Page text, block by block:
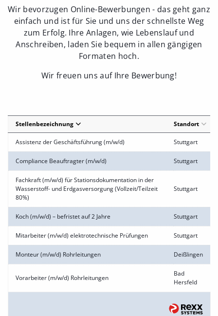
Wir bevorzugen Online-Bewerbungen - das geht ganz
einfach und ist für Sie und uns der schnellste Weg
zum Erfolg. Ihre Anlagen, wie Lebenslauf und
Anschreiben, laden Sie bequem in allen gängigen
Formaten hoch.
Wir freuen uns auf Ihre Bewerbung!
Stellenbezeichnung Standort
Assistenz der Geschäftsführung (m/w/d) Stuttgart
Compliance Beauftragter (m/w/d) Stuttgart
Fachkraft (m/w/d) für Stationsdokumentation in der
Wasserstoff- und Erdgasversorgung (Vollzeit/Teilzeit
80%)
Stuttgart
Koch (m/w/d) – befristet auf 2 Jahre Stuttgart
Mitarbeiter (m/w/d) elektrotechnische Prüfungen Stuttgart
Monteur (m/w/d) Rohrleitungen Deißlingen
Vorarbeiter (m/w/d) Rohrleitungen
Bad
Hersfeld